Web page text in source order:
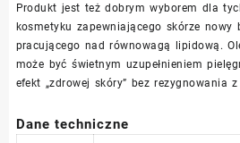
Produkt jest też dobrym wyborem dla
kosmetyku zapewniającego skórze nowy
pracującego nad równowagą lipidową.
może być świetnym uzupełnieniem
efekt „zdrowej skóry” bez rezygnowania
Dane techniczne